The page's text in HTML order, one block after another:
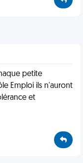
petite
Emploi ils n'auront
et